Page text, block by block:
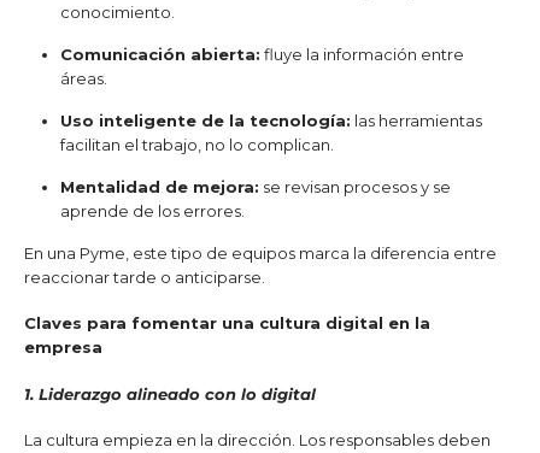
conocimiento.
Comunicación abierta: fluye la información entre
áreas.
Uso inteligente de la tecnología: las herramientas
facilitan el trabajo, no lo complican.
Mentalidad de mejora: se revisan procesos y se
aprende de los errores.
En una Pyme, este tipo de equipos marca la diferencia entre
reaccionar tarde o anticiparse.
Claves para fomentar una cultura digital en la
empresa
1. Liderazgo alineado con lo digital
La cultura empieza en la dirección. Los responsables deben